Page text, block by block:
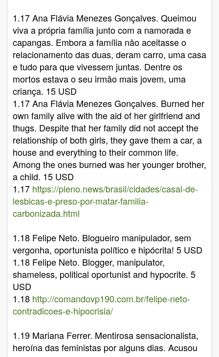
1.17 Ana Flávia Menezes Gonçalves. Queimou
viva a própria família junto com a namorada e
capangas. Embora a família não aceitasse o
relacionamento das duas, deram carro, uma casa
e tudo para que vivessem juntas. Dentre os
mortos estava o seu irmão mais jovem, uma
criança. 15 USD
1.17 Ana Flávia Menezes Gonçalves. Burned her
own family alive with the aid of her girlfriend and
thugs. Despite that her family did not accept the
relationship of both girls, they gave them a car, a
house and everything to their common life.
Among the ones burned was her younger brother,
a child. 15 USD
1.17 https://pleno.news/brasil/cidades/casal-de-
lesbicas-e-preso-por-matar-familia-
carbonizada.html
1.18 Felipe Neto. Blogueiro manipulador, sem
vergonha, oportunista político e hipócrita! 5 USD
1.18 Felipe Neto. Blogger, manipulator,
shameless, political oportunist and hypocrite. 5
USD
1.18 http://comandovp190.com.br/felipe-neto-
contradicoes-e-hipocrisia/
1.19 Mariana Ferrer. Mentirosa sensacionalista,
heroína das feministas por alguns dias. Acusou